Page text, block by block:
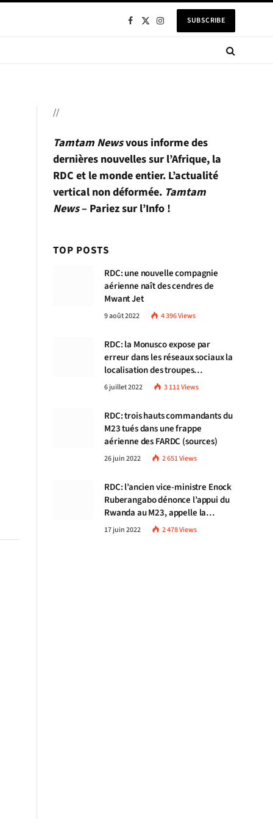
Facebook
X
InstagramSUBSCRIBE
//
Tamtam Newsvous informe des
dernières nouvelles sur l’Afrique, la
RDC et le monde entier. L’actualité
vertical non déformée. Tamtam
News– Pariez sur l’Info !
TOP POSTS
RDC: une nouvelle compagnie
aérienne naît des cendres de
Mwant Jet
9 août 2022 4 396Views
RDC: la Monusco expose par
erreur dans les réseaux sociaux la
localisation des troupes
congolaises
6 juillet 2022 3 111Views
RDC: trois hauts commandants du
M23 tués dans une frappe
aérienne des FARDC (sources)
26 juin 2022 2 651Views
RDC: l’ancien vice-ministre Enock
Ruberangabo dénonce l’appui du
Rwanda au M23, appelle la
communauté internationale à
stopper Kigali
17 juin 2022 2 478Views